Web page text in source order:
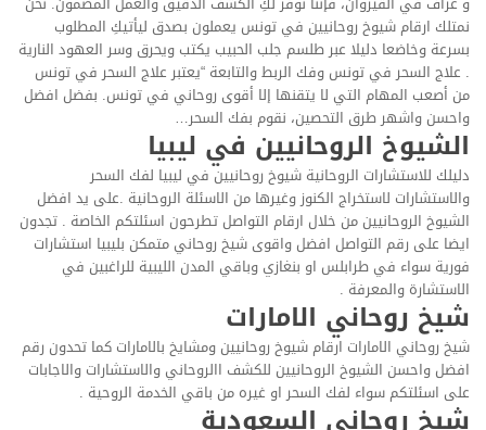
نمتلك ارقام شيوخ روحانيين في تونس يعملون بصدق ليأتيكِ المطلوب
بسرعة وخاضعا دليلا عبر طلسم جلب الحبيب يكتب ويحرق وسر العهود النارية
. علاج السحر في تونس وفك الربط والتابعة “يعتبر علاج السحر في تونس
من أصعب المهام التي لا يتقنها إلا أقوى روحاني في تونس. بفضل افضل
واحسن واشهر طرق التحصين، نقوم بفك السحر…
الشيوخ الروحانيين في ليبيا
دليلك للاستشارات الروحانية شيوخ روحانيين في ليبيا لفك السحر
والاستشارات لاستخراج الكنوز وغيرها من الاسئلة الروحانية .على يد افضل
الشيوخ الروحانيين من خلال ارقام التواصل تطرحون اسئلتكم الخاصة . تجدون
ايضا على رقم التواصل افضل واقوى شيخ روحاني متمكن بليبيا استشارات
فورية سواء في طرابلس او بنغازي وباقي المدن الليبية للراغبين في
الاستشارة والمعرفة .
شيخ روحاني الامارات
شيخ روحاني الامارات ارقام شيوخ روحانيين ومشايخ بالامارات كما تحدون رقم
افضل واحسن الشيوخ الروحانيين للكشف االروحاني والاستشارات والاجابات
على اسئلتكم سواء لفك السحر او غيره من باقي الخدمة الروحية .